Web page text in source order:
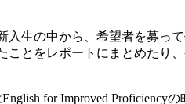
生の中から、希望者を募っ
とをレポートにまとめたり
for Improved